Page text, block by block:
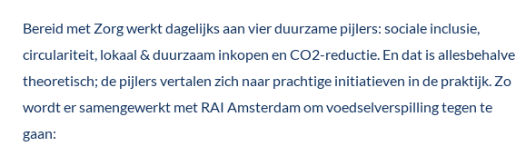
Bereid met Zorg werkt dagelijks aan vier duurzame pijlers: sociale inclusie,
circulariteit, lokaal & duurzaam inkopen en CO2-reductie. En dat is allesbehalve
theoretisch; de pijlers vertalen zich naar prachtige initiatieven in de praktijk. Zo
wordt er samengewerkt met RAI Amsterdam om voedselverspilling tegen te
gaan: